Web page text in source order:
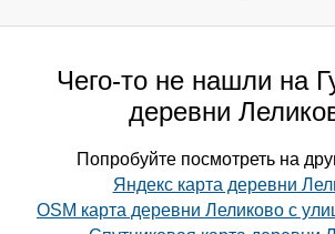
Чего-то не нашли на
деревни
Попробуйте посмотреть на
Яндекс карта деревни
OSM карта деревни Леликово с